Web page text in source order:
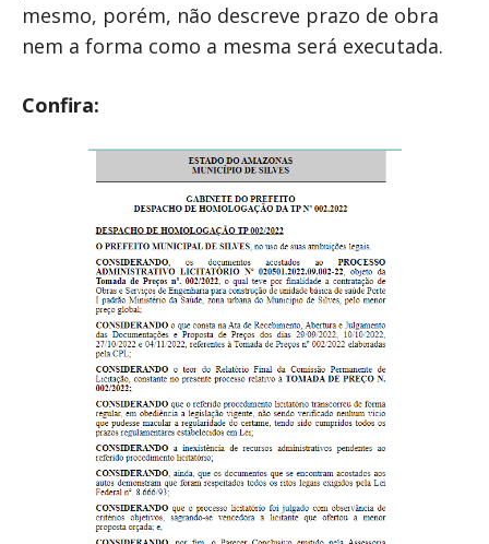
mesmo, porém, não descreve prazo de obra
nem a forma como a mesma será executada.
Confira: